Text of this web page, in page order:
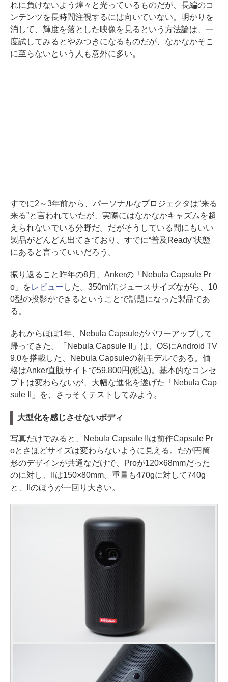
れに負けないよう煌々と光っているものだが、長編のコ
ンテンツを長時間注視するには向いていない。明かりを
消して、輝度を落とした映像を見るという方法論は、一
度試してみるとやみつきになるものだが、なかなかそこ
に至らないという人も意外に多い。
すでに2～3年前から、パーソナルなプロジェクタは“来る
来る”と言われていたが、実際にはなかなかキャズムを超
えられないでいる分野だ。だがそうしている間にもいい
製品がどんどん出てきており、すでに“普及Ready”状態
にあると言っていいだろう。
振り返ること昨年の8月、Ankerの「Nebula Capsule Pr
o」をレビュー した。350ml缶ジュースサイズながら、10
0型の投影ができるということで話題になった製品であ
る。
あれからほぼ1年、Nebula Capsuleがパワーアップして
帰ってきた。「Nebula Capsule II」は、OSにAndroid TV
9.0を搭載した、Nebula Capsuleの新モデルである。価
格はAnker直販サイトで59,800円(税込)。基本的なコンセ
プトは変わらないが、大幅な進化を遂げた「Nebula Cap
sule II」を、さっそくテストしてみよう。
大型化を感じさせないボディ
写真だけでみると、Nebula Capsule IIは前作Capsule Pr
oとさほどサイズは変わらないように見える。だが円筒
形のデザインが共通なだけで、Proが120×68mmだった
のに対し、IIは150×80mm。重量も470gに対して740g
と、IIのほうが一回り大きい。